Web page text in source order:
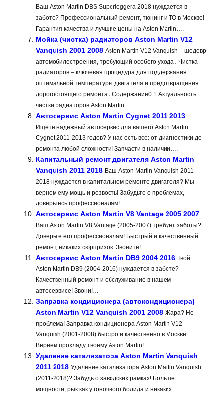
Ваш Aston Martin DBS Superleggera 2018 нуждается в
заботе? Профессиональный ремонт, тюнинг и ТО в Москве!
Гарантия качества и лучшие цены на Aston Martin….
Мойка (чистка) радиаторов Aston Martin V12
Vanquish 2001 2008 Aston Martin V12 Vanquish – шедевр
автомобилестроения, требующий особого ухода․ Чистка
радиаторов – ключевая процедура для поддержания
оптимальной температуры двигателя и предотвращения
дорогостоящего ремонта․ Содержание0.1 Актуальность
чистки радиаторов Aston Martin…
Автосервис Aston Martin Cygnet 2011 2013
Ищете надежный автосервис для вашего Aston Martin
Cygnet 2011-2013 годов? У нас есть все: от диагностики до
ремонта любой сложности! Запчасти в наличии….
Капитальный ремонт двигателя Aston Martin
Vanquish 2011 2018 Ваш Aston Martin Vanquish 2011-
2018 нуждается в капитальном ремонте двигателя? Мы
вернем ему мощь и резвость! Забудьте о проблемах,
доверьтесь профессионалам!…
Автосервис Aston Martin V8 Vantage 2005 2007
Ваш Aston Martin V8 Vantage (2005-2007) требует заботы?
Доверьте его профессионалам! Быстрый и качественный
ремонт, никаких сюрпризов. Звоните!…
Автосервис Aston Martin DB9 2004 2016 Твой
Aston Martin DB9 (2004-2016) нуждается в заботе?
Качественный ремонт и обслуживание в нашем
автосервисе! Звони!…
Заправка кондиционера (автокондиционера)
Aston Martin V12 Vanquish 2001 2008 Жара? Не
проблема! Заправка кондиционера Aston Martin V12
Vanquish (2001-2008) быстро и качественно в Москве.
Вернем прохладу твоему Aston Martin!…
Удаление катализатора Aston Martin Vanquish
2011 2018 Удаление катализатора Aston Martin Vanquish
(2011-2018)? Забудь о заводских рамках! Больше
мощности, рык как у гоночного болида и никаких